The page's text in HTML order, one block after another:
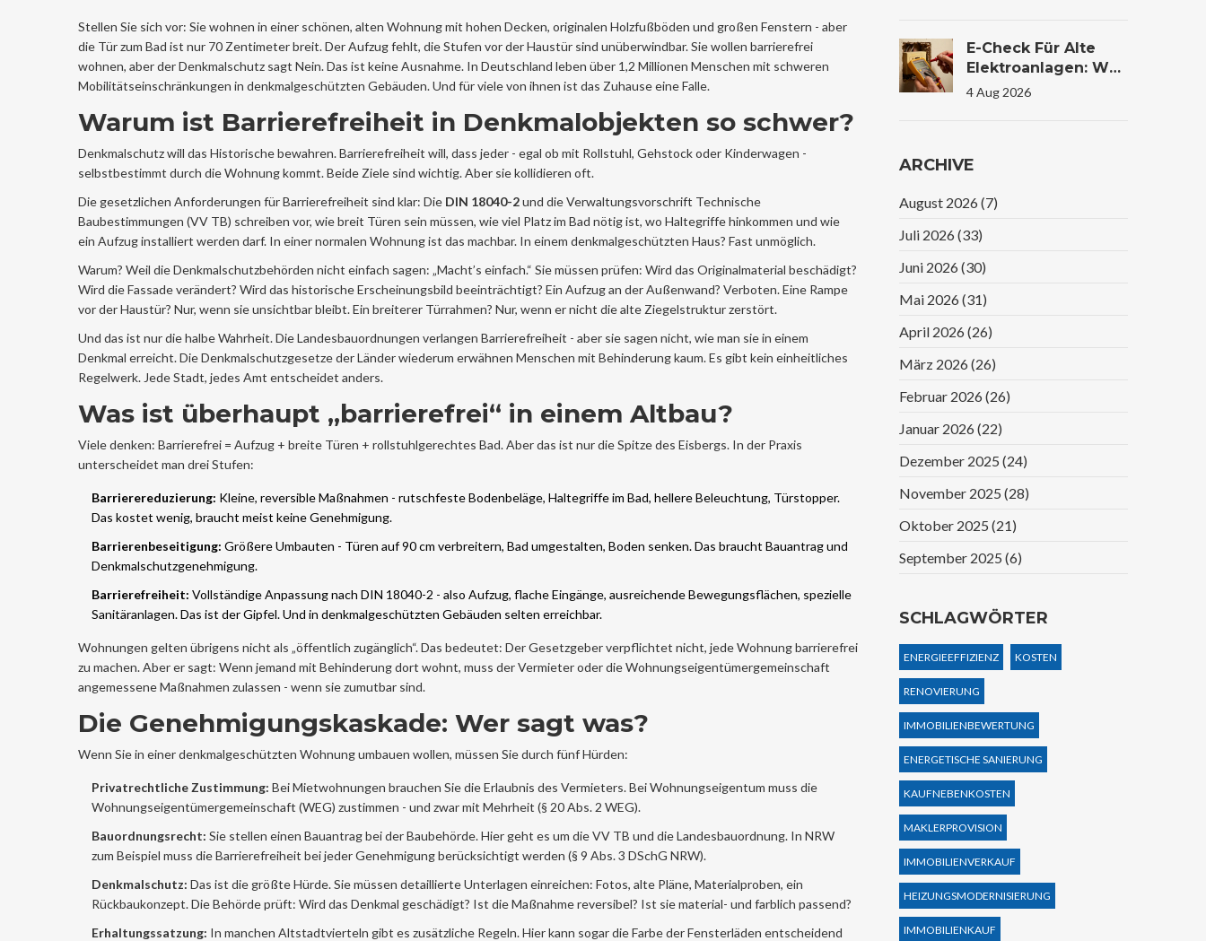
Stellen Sie sich vor: Sie wohnen in einer schönen, alten Wohnung mit hohen Decken, originalen Holzfußböden und großen Fenstern - aber
die Tür zum Bad ist nur 70 Zentimeter breit. Der Aufzug fehlt, die Stufen vor der Haustür sind unüberwindbar. Sie wollen barrierefrei
wohnen, aber der Denkmalschutz sagt Nein. Das ist keine Ausnahme. In Deutschland leben über 1,2 Millionen Menschen mit schweren
Mobilitätseinschränkungen in denkmalgeschützten Gebäuden. Und für viele von ihnen ist das Zuhause eine Falle.
Warum ist Barrierefreiheit in Denkmalobjekten so schwer?
Denkmalschutz will das Historische bewahren. Barrierefreiheit will, dass jeder - egal ob mit Rollstuhl, Gehstock oder Kinderwagen -
selbstbestimmt durch die Wohnung kommt. Beide Ziele sind wichtig. Aber sie kollidieren oft.
Die gesetzlichen Anforderungen für Barrierefreiheit sind klar: Die DIN 18040-2und die Verwaltungsvorschrift Technische
Baubestimmungen (VV TB) schreiben vor, wie breit Türen sein müssen, wie viel Platz im Bad nötig ist, wo Haltegriffe hinkommen und wie
ein Aufzug installiert werden darf. In einer normalen Wohnung ist das machbar. In einem denkmalgeschützten Haus? Fast unmöglich.
Warum? Weil die Denkmalschutzbehörden nicht einfach sagen: „Macht’s einfach.“ Sie müssen prüfen: Wird das Originalmaterial beschädigt?
Wird die Fassade verändert? Wird das historische Erscheinungsbild beeinträchtigt? Ein Aufzug an der Außenwand? Verboten. Eine Rampe
vor der Haustür? Nur, wenn sie unsichtbar bleibt. Ein breiterer Türrahmen? Nur, wenn er nicht die alte Ziegelstruktur zerstört.
Und das ist nur die halbe Wahrheit. Die Landesbauordnungen verlangen Barrierefreiheit - aber sie sagen nicht, wie man sie in einem
Denkmal erreicht. Die Denkmalschutzgesetze der Länder wiederum erwähnen Menschen mit Behinderung kaum. Es gibt kein einheitliches
Regelwerk. Jede Stadt, jedes Amt entscheidet anders.
Was ist überhaupt „barrierefrei“ in einem Altbau?
Viele denken: Barrierefrei = Aufzug + breite Türen + rollstuhlgerechtes Bad. Aber das ist nur die Spitze des Eisbergs. In der Praxis
unterscheidet man drei Stufen:
Barrierereduzierung: Kleine, reversible Maßnahmen - rutschfeste Bodenbeläge, Haltegriffe im Bad, hellere Beleuchtung, Türstopper.
Das kostet wenig, braucht meist keine Genehmigung.
Barrierenbeseitigung: Größere Umbauten - Türen auf 90 cm verbreitern, Bad umgestalten, Boden senken. Das braucht Bauantrag und
Denkmalschutzgenehmigung.
Barrierefreiheit: Vollständige Anpassung nach DIN 18040-2 - also Aufzug, flache Eingänge, ausreichende Bewegungsflächen, spezielle
Sanitäranlagen. Das ist der Gipfel. Und in denkmalgeschützten Gebäuden selten erreichbar.
Wohnungen gelten übrigens nicht als „öffentlich zugänglich“. Das bedeutet: Der Gesetzgeber verpflichtet nicht, jede Wohnung barrierefrei
zu machen. Aber er sagt: Wenn jemand mit Behinderung dort wohnt, muss der Vermieter oder die Wohnungseigentümergemeinschaft
angemessene Maßnahmen zulassen - wenn sie zumutbar sind.
Die Genehmigungskaskade: Wer sagt was?
Wenn Sie in einer denkmalgeschützten Wohnung umbauen wollen, müssen Sie durch fünf Hürden:
Privatrechtliche Zustimmung: Bei Mietwohnungen brauchen Sie die Erlaubnis des Vermieters. Bei Wohnungseigentum muss die
Wohnungseigentümergemeinschaft (WEG) zustimmen - und zwar mit Mehrheit (§ 20 Abs. 2 WEG).
Bauordnungsrecht: Sie stellen einen Bauantrag bei der Baubehörde. Hier geht es um die VV TB und die Landesbauordnung. In NRW
zum Beispiel muss die Barrierefreiheit bei jeder Genehmigung berücksichtigt werden (§ 9 Abs. 3 DSchG NRW).
Denkmalschutz: Das ist die größte Hürde. Sie müssen detaillierte Unterlagen einreichen: Fotos, alte Pläne, Materialproben, ein
Rückbaukonzept. Die Behörde prüft: Wird das Denkmal geschädigt? Ist die Maßnahme reversibel? Ist sie material- und farblich passend?
Erhaltungssatzung: In manchen Altstadtvierteln gibt es zusätzliche Regeln. Hier kann sogar die Farbe der Fensterläden entscheidend
E-Check Für Alte
Elektroanlagen: Was
Die Prüfung Im
Sein Kann
4 Aug 2026
ARCHIVE
August 2026 (7)
Juli 2026 (33)
Juni 2026 (30)
Mai 2026 (31)
April 2026 (26)
März 2026 (26)
Februar 2026 (26)
Januar 2026 (22)
Dezember 2025 (24)
November 2025 (28)
Oktober 2025 (21)
September 2025 (6)
SCHLAGWÖRTER
ENERGIEEFFIZIENZ KOSTEN
RENOVIERUNG
IMMOBILIENBEWERTUNG
ENERGETISCHE SANIERUNG
KAUFNEBENKOSTEN
MAKLERPROVISION
IMMOBILIENVERKAUF
HEIZUNGSMODERNISIERUNG
IMMOBILIENKAUF